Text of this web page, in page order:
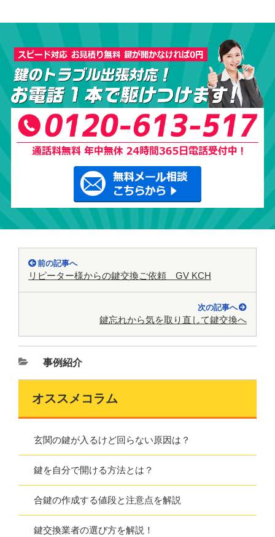
前の記事へ
リピーター様からの鍵交換ご依頼 GV KCH
次の記事へ
鍵忘れから気を取り直して鍵交換へ
事例紹介
オススメコラム
玄関の鍵が入るけど回らない原因は？
鍵を自分で開ける方法とは？
合鍵の作成する値段と注意点を解説
鍵交換業者の選び方を解説！